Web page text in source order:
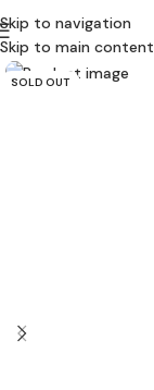
Skip to navigation
Skip to main content
SOLD OUT